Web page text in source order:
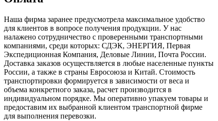
Наша фирма заранее предусмотрела максимальное удобство
для клиентов в вопросе получения продукции. У нас
налажено сотрудничество с проверенными транспортными
компаниями, среди которых: СДЭК, ЭНЕРГИЯ, Первая
Экспедиционная Компания, Деловые Линии, Почта России.
Доставка заказов осуществляется в любые населенные пункты
России, а также в страны Евросоюза и Китай. Стоимость
транспортировки формируется в зависимости от веса и
объема конкретного заказа, расчет производится в
индивидуальном порядке. Мы оперативно упакуем товары и
предоставим их выбранной клиентом транспортной фирме
для выполнения перевозки.